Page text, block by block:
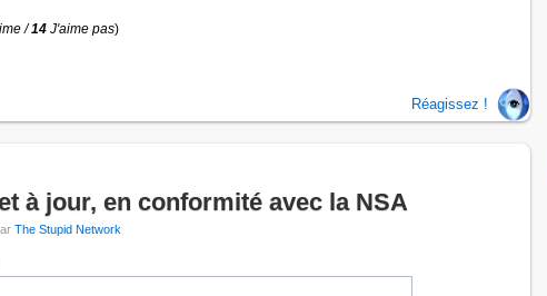
/14 J'aime pas)
Réagissez !
à jour, en conformité avec la NSA
The Stupid Network